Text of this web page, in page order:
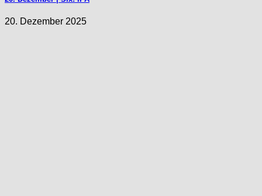
20. Dezember 2025